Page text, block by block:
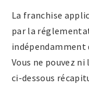
La franchise
par la
Vous ne pouvez
ci-dessous